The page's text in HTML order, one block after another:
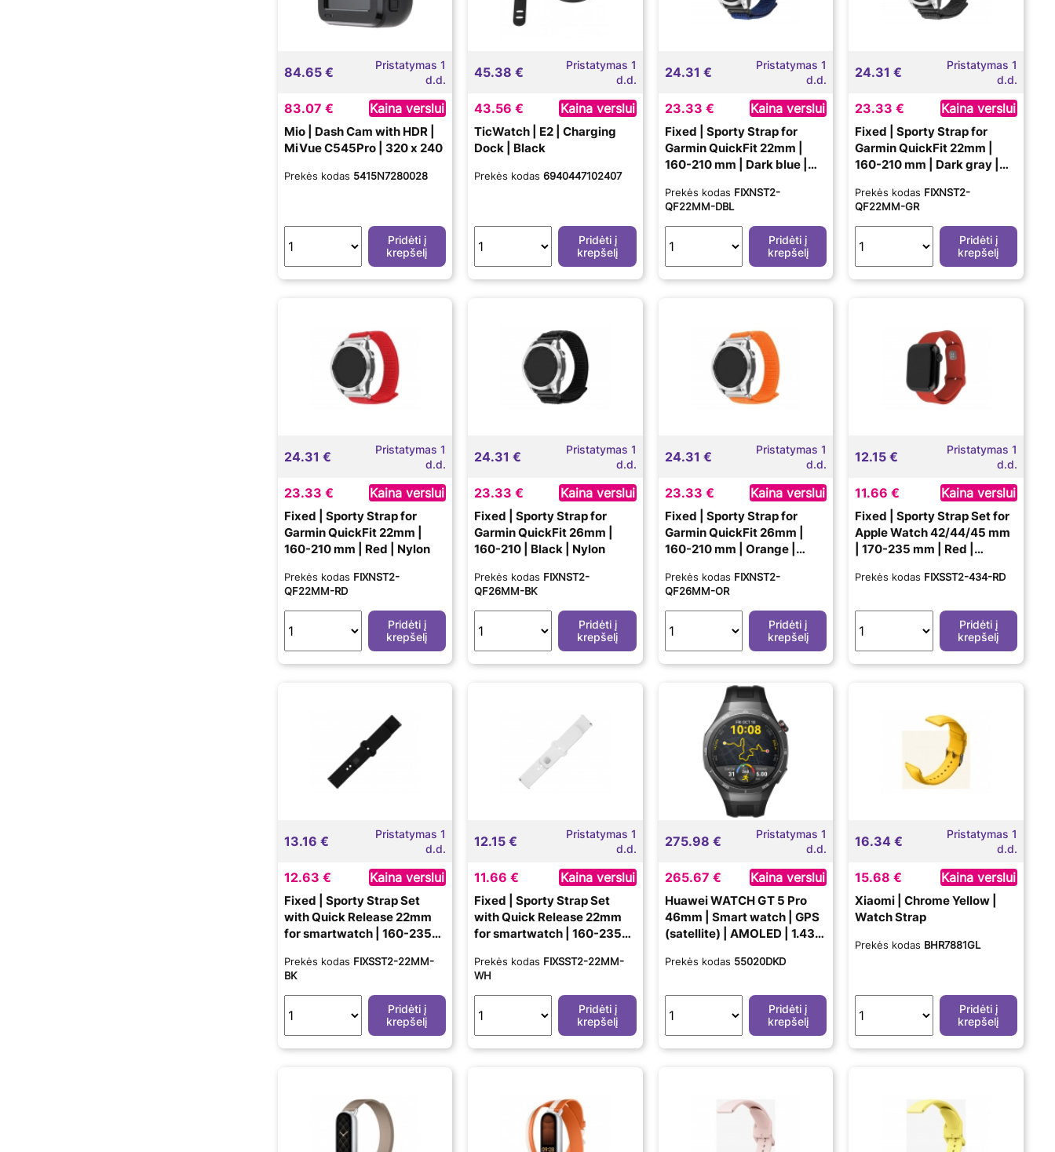
84.65 €
Pristatymas 1
d.d.
83.07 € Kaina verslui
Mio | Dash Cam with HDR |
MiVue C545Pro | 320 x 240
Prekės kodas 5415N7280028
Pridėti į
krepšelį
45.38 €
Pristatymas 1
d.d.
43.56 € Kaina verslui
TicWatch | E2 | Charging
Dock | Black
Prekės kodas6940447102407
Pridėti į
krepšelį
24.31 €
Pristatymas 1
d.d.
23.33 € Kaina verslui
Fixed | Sporty Strap for
Garmin QuickFit 22mm |
160-210 mm | Dark blue |
Prekės kodas FIXNST2-
QF22MM-DBL
Pridėti į
krepšelį
24.31 €
Pristatymas 1
d.d.
23.33 € Kaina verslui
Fixed | Sporty Strap for
Garmin QuickFit 22mm |
160-210 mm | Dark gray |
Prekės kodas FIXNST2-
QF22MM-GR
Pridėti į
krepšelį
24.31 €
Pristatymas 1
d.d.
23.33 € Kaina verslui
Fixed | Sporty Strap for
Garmin QuickFit 22mm |
160-210 mm | Red | Nylon
Prekės kodas FIXNST2-
QF22MM-RD
Pridėti į
krepšelį
24.31 €
Pristatymas 1
d.d.
23.33 € Kaina verslui
Fixed | Sporty Strap for
Garmin QuickFit 26mm |
160-210 | Black | Nylon
Prekės kodas FIXNST2-
QF26MM-BK
Pridėti į
krepšelį
24.31 €
Pristatymas 1
d.d.
23.33 € Kaina verslui
Fixed | Sporty Strap for
Garmin QuickFit 26mm |
160-210 mm | Orange |
Prekės kodas FIXNST2-
QF26MM-OR
Pridėti į
krepšelį
12.15 €
Pristatymas 1
d.d.
11.66 € Kaina verslui
Fixed | Sporty Strap Set for
Apple Watch 42/44/45 mm
| 170-235 mm | Red |
Prekės kodas FIXSST2-434-RD
Pridėti į
krepšelį
13.16 €
Pristatymas 1
d.d.
12.63 € Kaina verslui
Fixed | Sporty Strap Set
with Quick Release 22mm
for smartwatch | 160-235
Prekės kodas FIXSST2-22MM-
BK
Pridėti į
krepšelį
12.15 €
Pristatymas 1
d.d.
11.66 € Kaina verslui
Fixed | Sporty Strap Set
with Quick Release 22mm
for smartwatch | 160-235
Prekės kodas FIXSST2-22MM-
WH
Pridėti į
krepšelį
275.98 €
Pristatymas 1
d.d.
265.67 € Kaina verslui
Huawei WATCH GT 5 Pro
46mm | Smart watch | GPS
(satellite) | AMOLED | 1.43
Prekės kodas 55020DKD
Pridėti į
krepšelį
16.34 €
Pristatymas 1
d.d.
15.68 € Kaina verslui
Xiaomi | Chrome Yellow |
Watch Strap
Prekės kodas BHR7881GL
Pridėti į
krepšelį